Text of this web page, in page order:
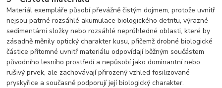
Materiál exempláře působí převážně čistým dojmem, protože uvnitř
nejsou patrné rozsáhlé akumulace biologického detritu, výrazné
sedimentární složky nebo rozsáhlé neprůhledné oblasti, které by
zásadně měnily optický charakter kusu, přičemž drobné biologické
částice přítomné uvnitř materiálu odpovídají běžným součástem
původního lesního prostředí a nepůsobí jako dominantní nebo
rušivý prvek, ale zachovávají přirozený vzhled fosilizované
pryskyřice a současně podporují její biologický charakter.